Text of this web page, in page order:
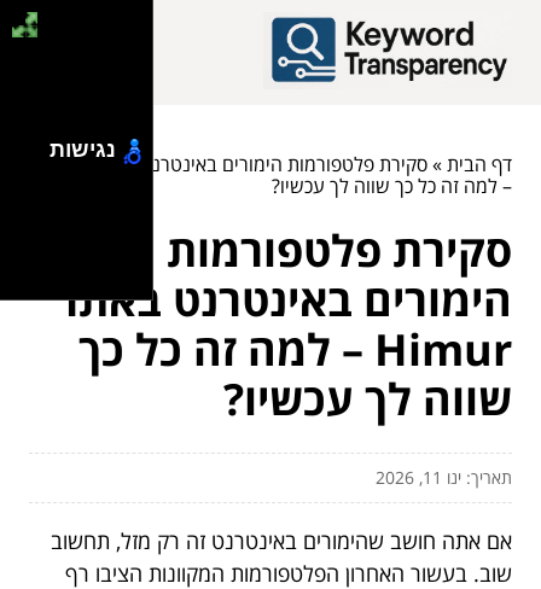
דף הבית»
סקירת פלטפורמות הימורים באינטרנט באתר Himur
– למה זה כל כך שווה לך עכשיו?
סקירת פלטפורמות
הימורים באינטרנט באתר
Himur – למה זה כל כך
שווה לך עכשיו?
תאריך: ינו 11, 2026
אם אתה חושב שהימורים באינטרנט זה רק מזל, תחשוב
שוב. בעשור האחרון הפלטפורמות המקוונות הציבו רף
נגישות